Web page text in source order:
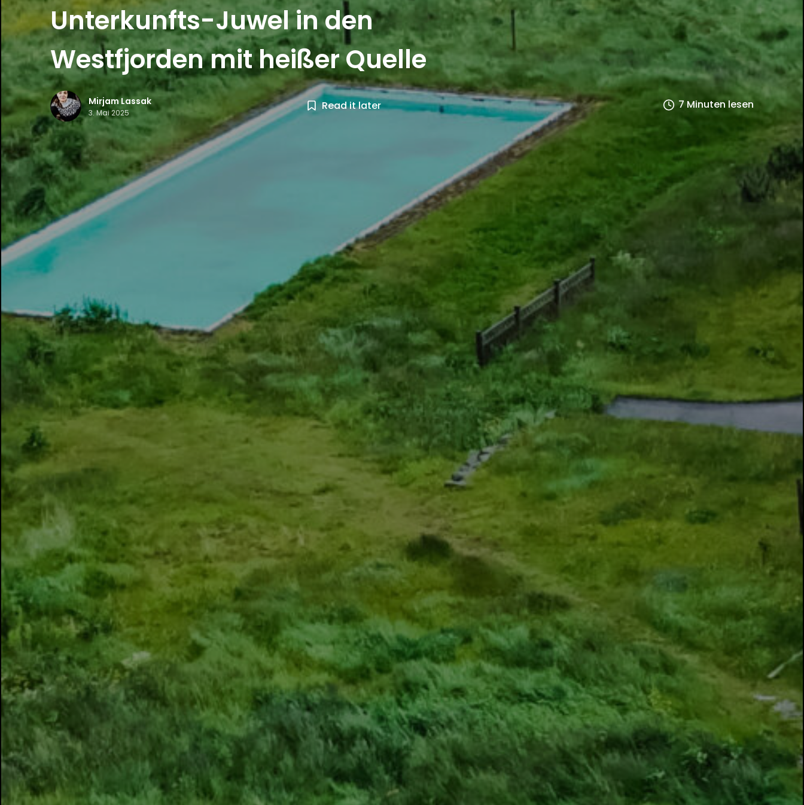
Unterkunfts-Juwel in den
Westfjorden mit heißer Quelle
Mirjam Lassak
3. Mai 2025
Read it later 7 Minuten lesen